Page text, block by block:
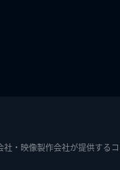
社・映像製作会社が提供する